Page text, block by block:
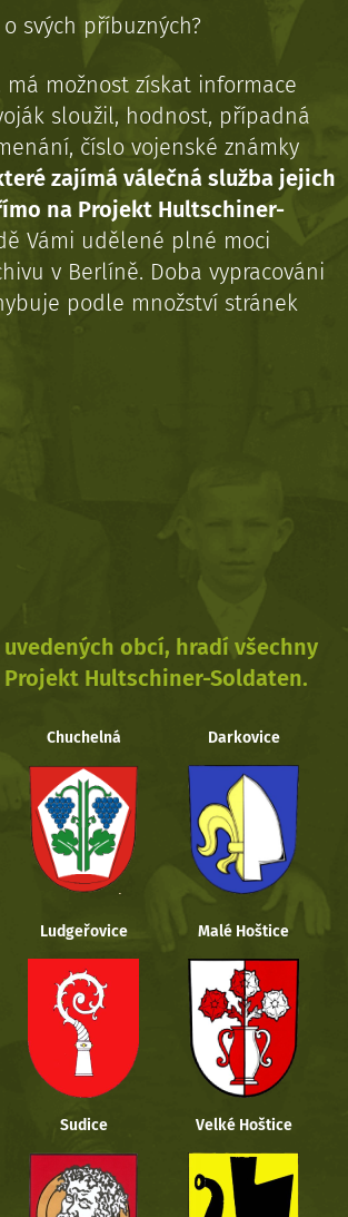
svých příbuzných?
možnost získat informace
sloužil, hodnost, případná
číslo vojenské známky
zajímá válečná služba jejich
na Projekt Hultschiner-
Vámi udělené plné moci
v Berlíně. Doba vypracováni
podle množství stránek
obcí, hradí všechny
Hultschiner-Soldaten.
Chuchelná Darkovice
Ludgeřovice Malé Hoštice
Sudice Velké Hoštice